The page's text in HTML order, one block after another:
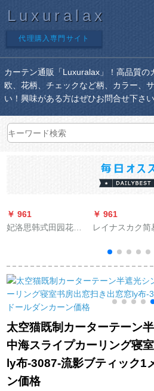
Luxuralax
代理購入専門サイト
カーテン通販「Luxuralax」！高品質の
欧、花柄、チェックなど柄、カラー、
い！興味がある方はぜひお問合せ下さい
￥ 961
妃洛思韩式田园花遮
×2.7メトルの高さ一
枚
￥ 961
レイナスカク简
缩棒をプレゼン
るものです。完
遮光したレーベ
室のレンタール
シュがショーン
いコットン阳毛
テージが
ルの高さをプレ
トします。
太空猫既制カーターテーン
中海スライプカーリング寝
ly布-3087-流影ブティック1
ン価格